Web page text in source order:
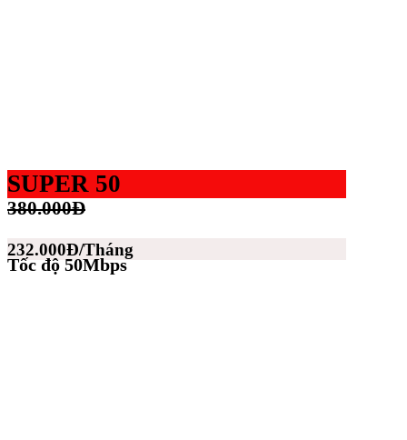
SUPER 50
380.000Đ
232.000Đ/Tháng
Tốc độ 50Mbps